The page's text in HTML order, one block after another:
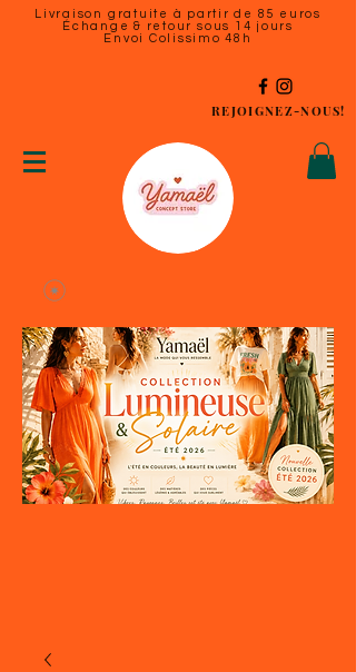
Livraison gratuite à partir de 85 euros
Échange & retour sous 14 jours
Envoi Colissimo 48h
REJOIGNEZ-NOUS!